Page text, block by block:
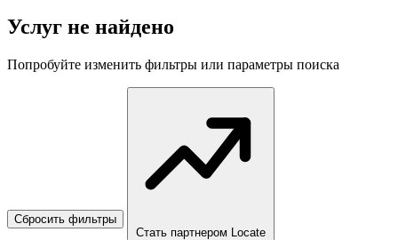
Услуг не найдено
Попробуйте изменить фильтры или параметры поиска
Сбросить фильтры
Стать партнером Locate